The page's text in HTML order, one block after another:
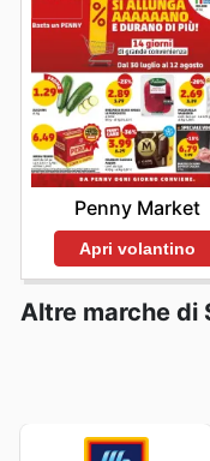
Penny Market
Apri volantino
Altre marche di